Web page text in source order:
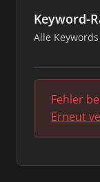
Keyword-
Alle
Fehler
Erneut